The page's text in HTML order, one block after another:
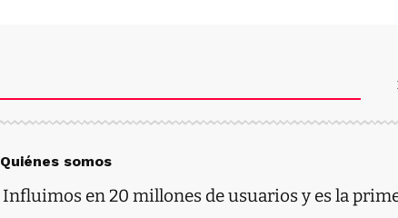
Quiénes somos
Influimos en 20 millones de usuarios y es la